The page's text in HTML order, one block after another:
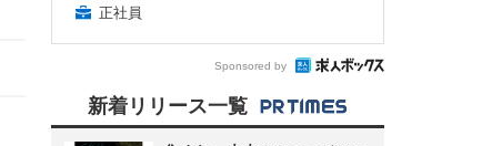
正社員
Sponsored by
新着リリース一覧